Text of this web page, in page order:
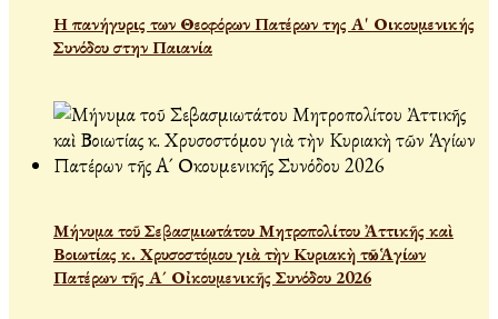
Η πανήγυρις των Θεοφόρων Πατέρων της Α' Οικουμενικής
Συνόδου στην Παιανία
Μήνυμα τοῦ Σεβασμιωτάτου Μητροπολίτου Ἀττικῆς καὶ
Βοιωτίας κ. Χρυσοστόμου γιὰ τὴν Κυριακὴ τῶν Ἁγίων
Πατέρων τῆς Α´ Οἰκουμενικῆς Συνόδου 2026